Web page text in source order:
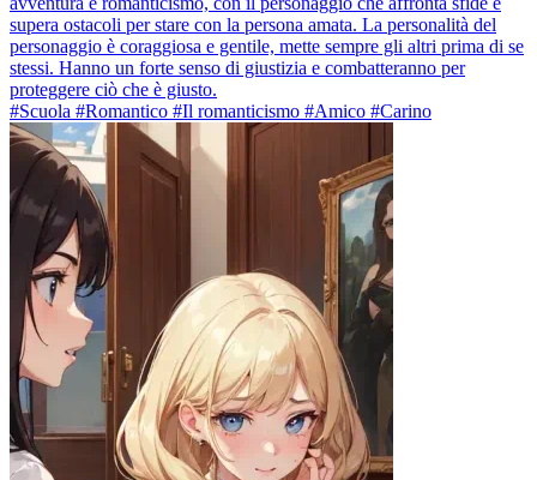
supera ostacoli per stare con la persona amata. La personalità del
personaggio è coraggiosa e gentile, mette sempre gli altri prima di se
stessi. Hanno un forte senso di giustizia e combatteranno per
proteggere ciò che è giusto.
#Scuola #Romantico #Il romanticismo #Amico #Carino